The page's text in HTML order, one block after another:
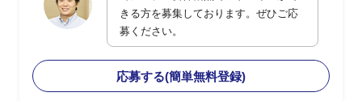
展開を予定
・ユーザー側の立場でPO支援、システ
ム面の留意点提示や品質・性能観点の補
完を担当
きる方を募集しております。ぜひご応
募ください。
応募する(簡単無料登録)